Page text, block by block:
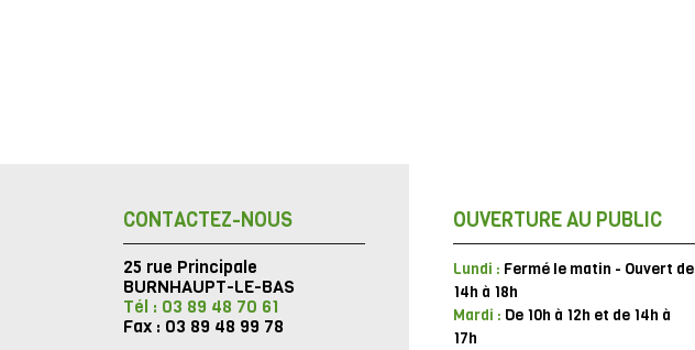
CONTACTEZ-NOUS
25 rue Principale
BURNHAUPT-LE-BAS
Tél : 03 89 48 70 61
Fax : 03 89 48 99 78
OUVERTURE AU PUBLIC
Lundi : Fermé le matin - Ouvert de
14h à 18h
Mardi : De 10h à 12h et de 14h à
17h